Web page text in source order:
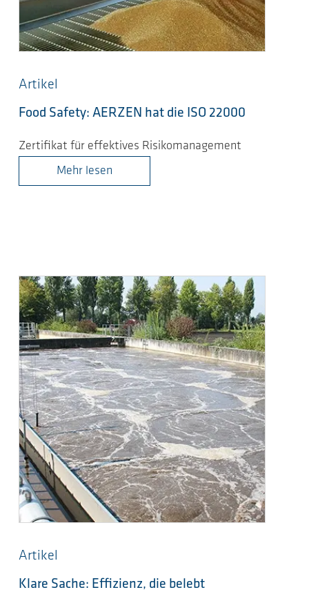
Artikel
Food Safety: AERZEN hat die ISO 22000
Zertifikat für effektives Risikomanagement
Mehr lesen
Artikel
Klare Sache: Effizienz, die belebt